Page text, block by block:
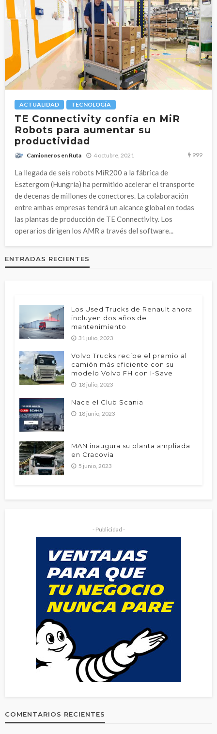
ACTUALIDAD TECNOLOGÍA
TE Connectivity confía en MiR
Robots para aumentar su
productividad
Camioneros en Ruta 4 octubre, 2021 999
La llegada de seis robots MiR200 a la fábrica de
Esztergom (Hungría) ha permitido acelerar el transporte
de decenas de millones de conectores. La colaboración
entre ambas empresas tendrá un alcance global en todas
las plantas de producción de TE Connectivity. Los
operarios dirigen los AMR a través del software...
ENTRADAS RECIENTES
Los Used Trucks de Renault ahora
incluyen dos años de
mantenimiento
31 julio, 2023
Volvo Trucks recibe el premio al
camión más eficiente con su
modelo Volvo FH con I-Save
18 julio, 2023
Nace el Club Scania
18 junio, 2023
MAN inaugura su planta ampliada
en Cracovia
5 junio, 2023
- Publicidad -
COMENTARIOS RECIENTES